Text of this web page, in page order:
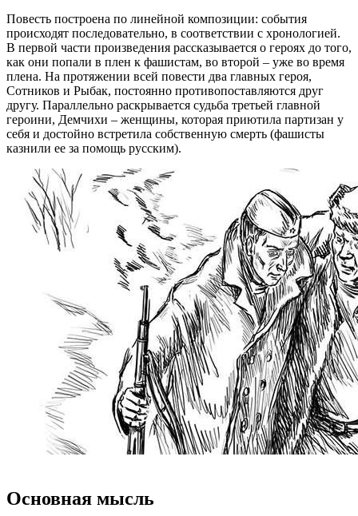
Повесть построена по линейной композиции: события
происходят последовательно, в соответствии с хронологией.
В первой части произведения рассказывается о героях до того,
как они попали в плен к фашистам, во второй – уже во время
плена. На протяжении всей повести два главных героя,
Сотников и Рыбак, постоянно противопоставляются друг
другу. Параллельно раскрывается судьба третьей главной
героини, Демчихи – женщины, которая приютила партизан у
себя и достойно встретила собственную смерть (фашисты
казнили ее за помощь русским).
Основная мысль